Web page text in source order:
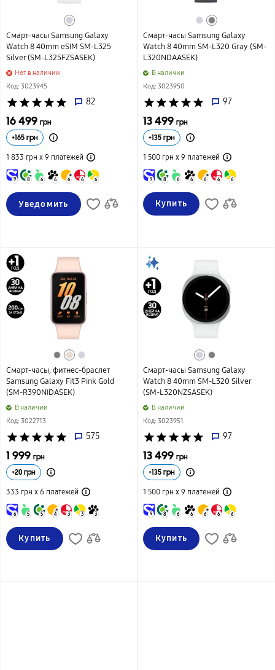
Смарт-часы Samsung Galaxy
Watch 8 40mm eSIM SM-L325
Silver (SM-L325FZSASEK)
Нет в наличии
Код: 3023945
star star star star star 82
16 499 грн
+165 грн
1 833 грн х 9 платежей
9 8 6 6 6 6 6
Уведомить
Смарт-часы Samsung Galaxy
Watch 8 40mm SM-L320 Gray (SM-
L320NDAASEK)
B наличии
Код: 3023950
star star star star star 97
13 499 грн
+135грн
1 500 грн х 9 платежей
9 8 6 6 6 6 6
Купить
Смарт-часы, фитнес-браслет
Samsung Galaxy Fit3 Pink Gold
(SM-R390NIDASEK)
B наличии
Код: 3022713
star star star star star 575
1 999 грн
+20 грн
333 грн х 6 платежей
6 5 5 4 3 3 3
Купить
Смарт-часы Samsung Galaxy
Watch 8 40mm SM-L320 Silver
(SM-L320NZSASEK)
B наличии
Код: 3023951
star star star star star 97
13 499 грн
+135грн
1 500 грн х 9 платежей
9 8 6 6 6 6 6
Купить